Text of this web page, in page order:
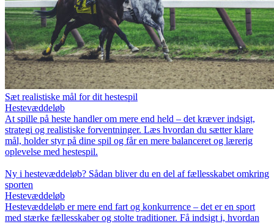
Sæt realistiske mål for dit hestespil
Hestevæddeløb
At spille på heste handler om mere end held – det kræver indsigt,
strategi og realistiske forventninger. Læs hvordan du sætter klare
mål, holder styr på dine spil og får en mere balanceret og lærerig
oplevelse med hestespil.
Ny i hestevæddeløb? Sådan bliver du en del af fællesskabet omkring
sporten
Hestevæddeløb
Hestevæddeløb er mere end fart og konkurrence – det er en sport
med stærke fællesskaber og stolte traditioner. Få indsigt i, hvordan